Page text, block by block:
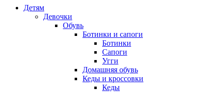
Детям
Девочки
Обувь
Ботинки и сапоги
Ботинки
Сапоги
Угги
Домашняя обувь
Кеды и кроссовки
Кеды